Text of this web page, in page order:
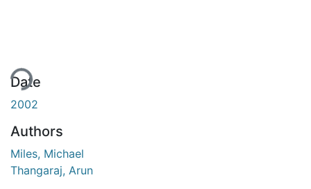
Date
2002
Authors
Miles, Michael
Thangaraj, Arun